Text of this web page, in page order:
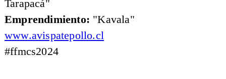
Tarapacá"
Emprendimiento: "Kavala"
www.avispatepollo.cl
#ffmcs2024